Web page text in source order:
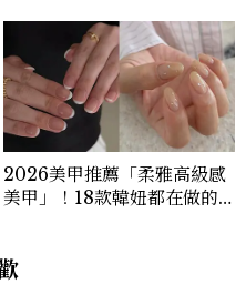
2026美甲推薦「柔雅高級感
美甲」！18款韓妞都在做的